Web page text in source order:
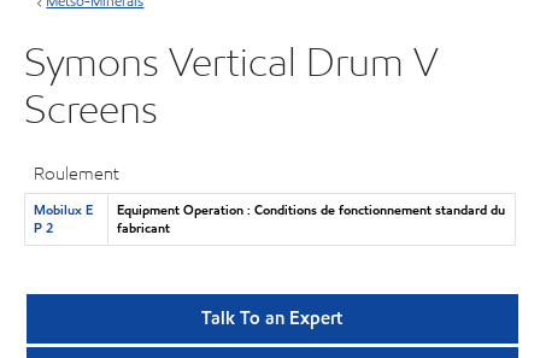
Symons Vertical Drum V
Screens
Roulement
Mobilux E
P 2
Equipment Operation : Conditions de fonctionnement standard du
fabricant
Talk To an Expert